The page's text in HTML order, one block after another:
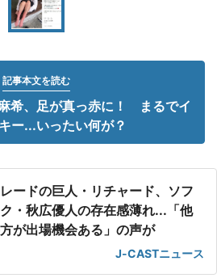
記事本文を読む
希、足が真っ赤に！ まるでイ
ー...いったい何が？
ードの巨人・リチャード、ソフ
ク・秋広優人の存在感薄れ...「他
が出場機会ある」の声が
J-CASTニュース